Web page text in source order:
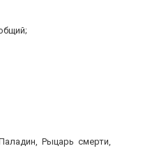
Рыцарь смерти,